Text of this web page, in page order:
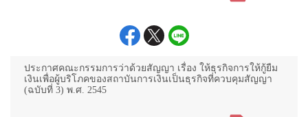
ประกาศคณะกรรมการว่าด้วยสัญญา เรื่อง ให้ธุรกิจการให้กู้ยืม
เงินเพื่อผู้บริโภคของสถาบันการเงินเป็นธุรกิจที่ควบคุมสัญญา
(ฉบับที่ 3) พ.ศ. 2545